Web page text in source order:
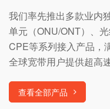
我们率先推出多款业内
单元（ONU/ONT）、光
CPE等系列接入产品，
全球宽带用户提供超高
查看全部产品